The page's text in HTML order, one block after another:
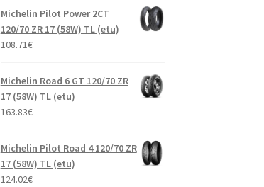
Michelin Pilot Power 2CT
120/70 ZR 17 (58W) TL (etu)
108.71€
Michelin Road 6 GT 120/70 ZR
17 (58W) TL (etu)
163.83€
Michelin Pilot Road 4 120/70 ZR
17 (58W) TL (etu)
124.02€